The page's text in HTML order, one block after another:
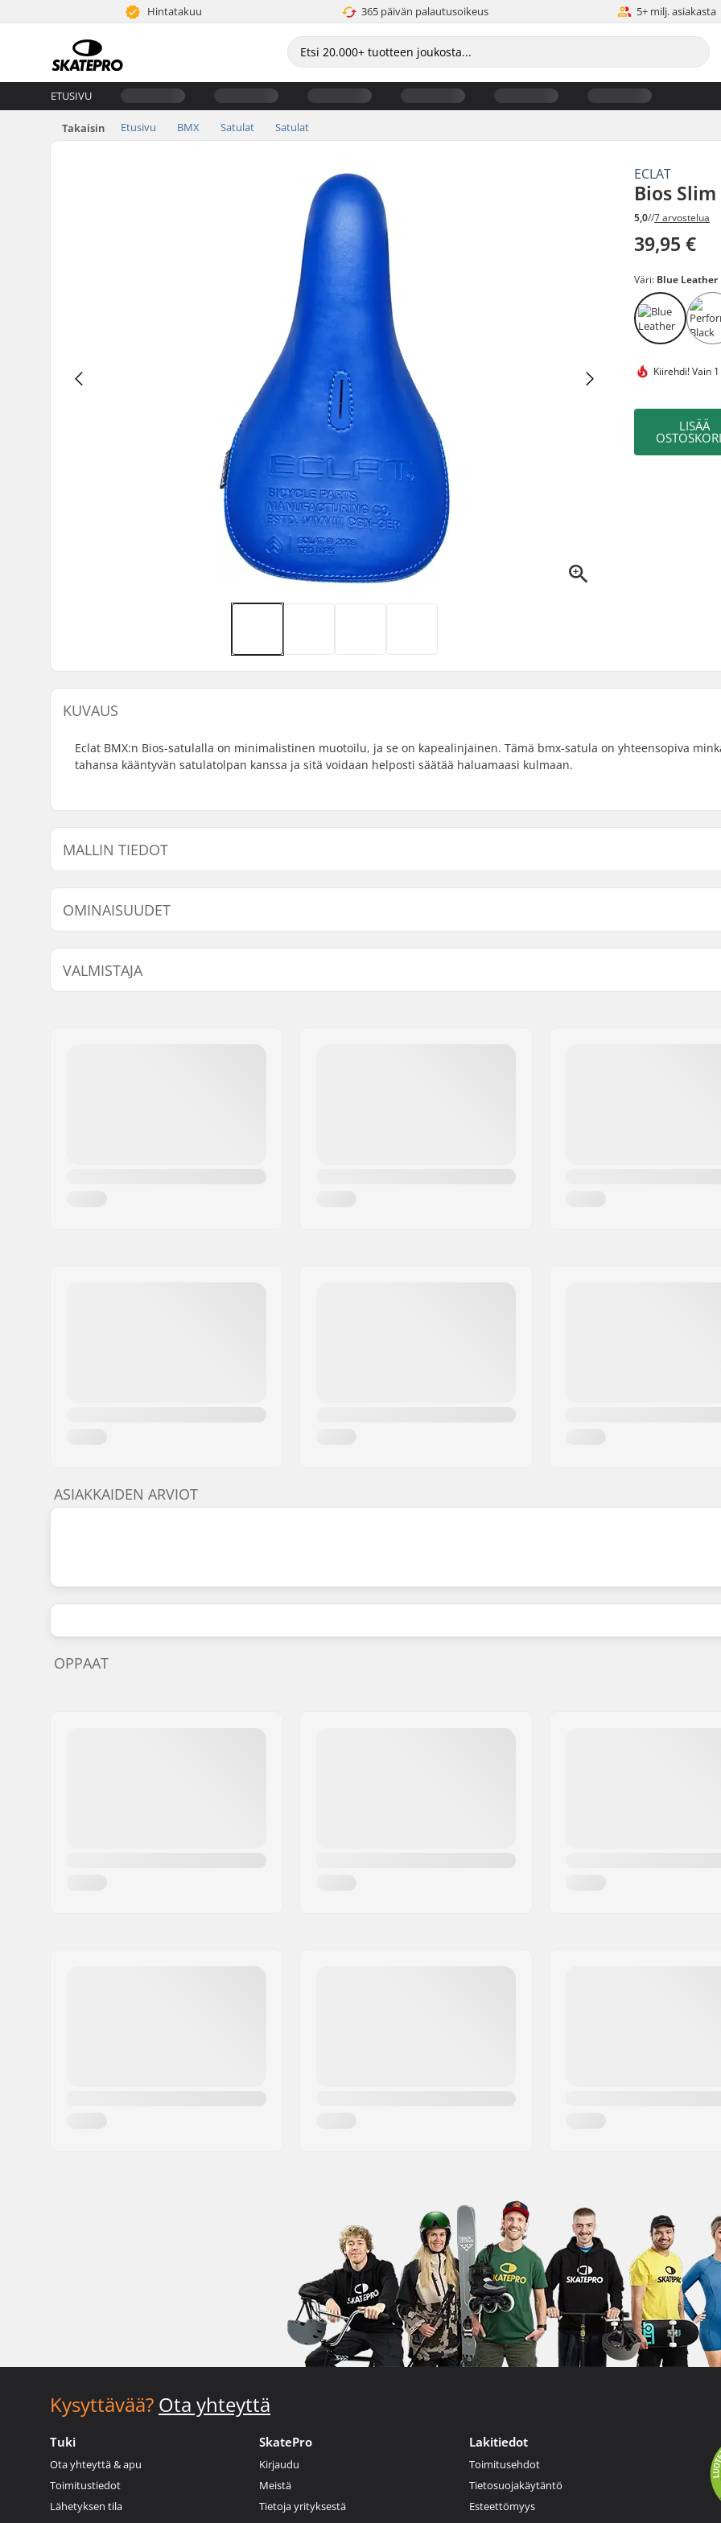
Hintatakuu 365 päivän palautusoikeus 5+ milj. asiakasta
ETUSIVU
Takaisin Etusivu BMX Satulat Satulat
ECLAT
Bios
5,0//7 arvostelua
39,95 €
Väri: Blue Leather
Kiirehdi!Vain
LISÄÄ
KUVAUS
Eclat BMX:n Bios-satulalla on minimalistinen muotoilu, ja se on kapealinjainen. Tämä bmx-satula on yhteensopiva
tahansa kääntyvän satulatolpan kanssa ja sitä voidaan helposti säätää haluamaasi kulmaan.
MALLIN TIEDOT
Blue Leather
OMINAISUUDET
Istuin:
Pivotal
Satulan Toppaus:
Paino:
VALMISTAJA
ASIAKKAIDEN ARVIOT
OPPAAT
Kysyttävää? Ota yhteyttä
Tuki
Ota yhteyttä & apu
Toimitustiedot
Lähetyksen tila
SkatePro
Kirjaudu
Meistä
Tietoja yrityksestä
Lakitiedot
Toimitusehdot
Tietosuojakäytäntö
Esteettömyys